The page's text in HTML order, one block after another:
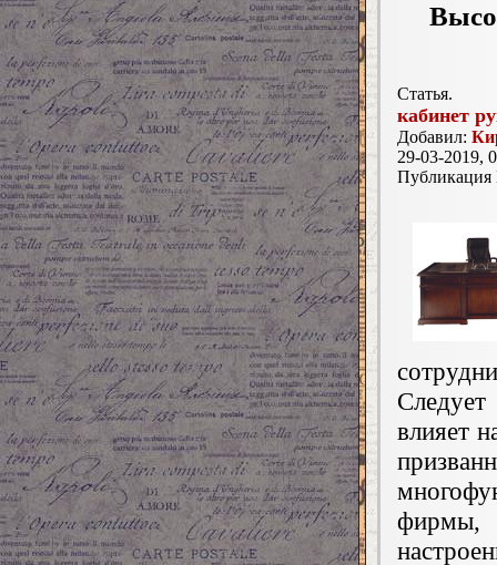
Статья.
кабинет
Добавил:
29-03-2019,
влияет
фирмы,